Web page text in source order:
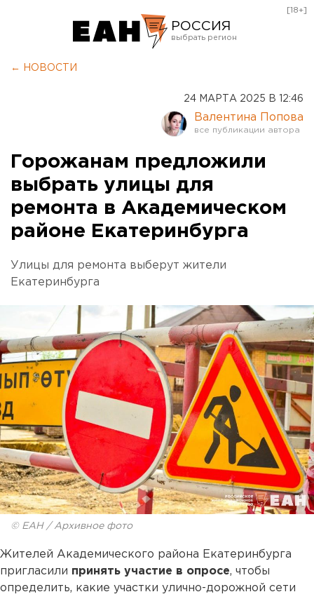
РОССИЯ
Курган
Оренбург
[18+]
← НОВОСТИ
24 МАРТА 2025 В 12:46
Валентина Попова
Горожанам предложили
выбрать улицы для
ремонта в Академическом
районе Екатеринбурга
Улицы для ремонта выберут жители
Екатеринбурга
© ЕАН / Архивное фото
Жителей Академического района Екатеринбурга
пригласили принять участие в опросе, чтобы
определить, какие участки улично-дорожной сети